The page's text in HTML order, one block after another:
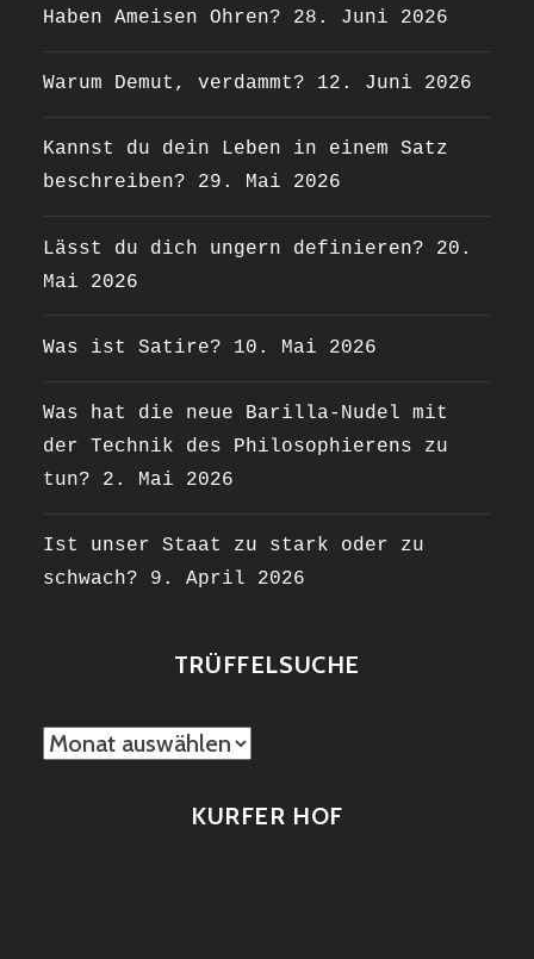
Haben Ameisen Ohren? 28. Juni 2026
Warum Demut, verdammt? 12. Juni 2026
Kannst du dein Leben in einem Satz
beschreiben?
29. Mai 2026
Lässt du dich ungern definieren?
20.
Mai 2026
Was ist Satire? 10. Mai 2026
Was hat die neue Barilla-Nudel mit
der Technik des Philosophierens zu
tun?
2. Mai 2026
Ist unser Staat zu stark oder zu
schwach?
9. April 2026
TRÜFFELSUCHE
TRÜFFELSUCHE
KURFER HOF